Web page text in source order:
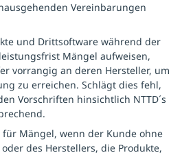
Vereinbarungen
und Drittsoftware während der
Mängel aufweisen,
vorrangig an deren Hersteller, um
zu erreichen. Schlägt dies fehl,
Vorschriften hinsichtlich NTTD´s
für Mängel, wenn der Kunde ohne
des Herstellers, die Produkte,